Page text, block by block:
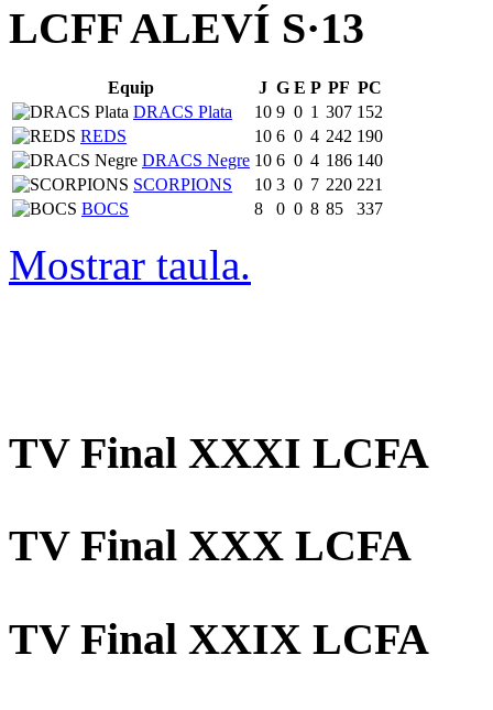
LCFF ALEVÍ S·13
Equip J G E P PF PC
DRACS Plata
10 9 0 1 307 152
REDS
10 6 0 4 242 190
DRACS Negre 10 6 0 4 186 140
SCORPIONS
10 3 0 7 220 221
BOCS
8 0 0 8 85 337
Mostrar taula.
TV Final XXXI LCFA
TV Final XXX LCFA
TV Final XXIX LCFA